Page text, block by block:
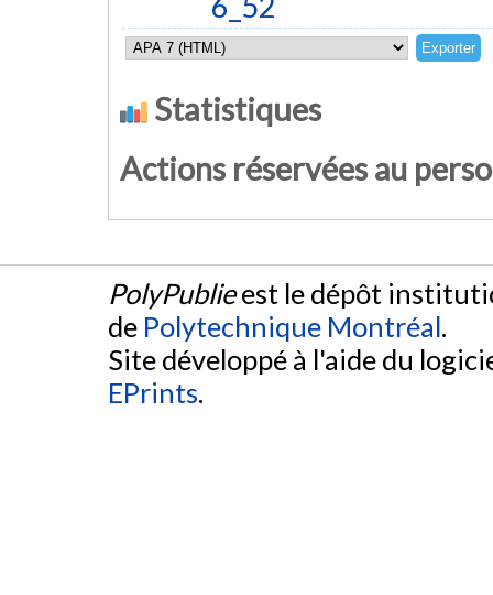
Statistiques
Actions réservées au
PolyPublieest le dépôt
de Polytechnique Montréal.
Site développé à l'aide du
EPrints.